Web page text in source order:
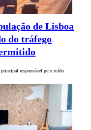
de Lisboa
do tráfego
responsável pelo ruído